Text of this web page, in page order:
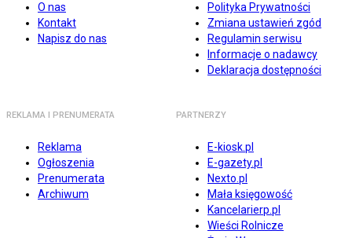
O nas
Kontakt
Napisz do nas
Polityka Prywatności
Zmiana ustawień zgód
Regulamin serwisu
Informacje o nadawcy
Deklaracja dostępności
REKLAMA I PRENUMERATA
Reklama
Ogłoszenia
Prenumerata
Archiwum
PARTNERZY
E-kiosk.pl
E-gazety.pl
Nexto.pl
Mała księgowość
Kancelarierp.pl
Wieści Rolnicze